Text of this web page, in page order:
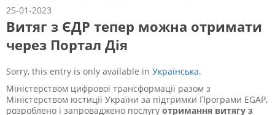
25-01-2023
Витяг з ЄДР тепер можна отримати
через Портал Дія
Sorry, this entry is only available in Українська.
Міністерством цифрової трансформації разом з
Міністерством юстиції України за підтримки Програми EGAP,
розроблено і запроваджено послугу отримання витягу з